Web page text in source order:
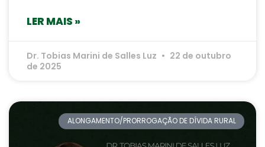
LER MAIS »
Dr. Tobias Marini de Salles Luz
22 de outubro
de 2025
ALONGAMENTO/PRORROGAÇÃO DE DÍVIDA RURAL